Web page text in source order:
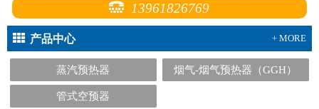
13961826769
产品中心 + MORE
蒸汽预热器 烟气-烟气预热器（GGH）
管式空预器